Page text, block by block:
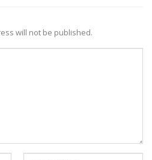
will not be published.